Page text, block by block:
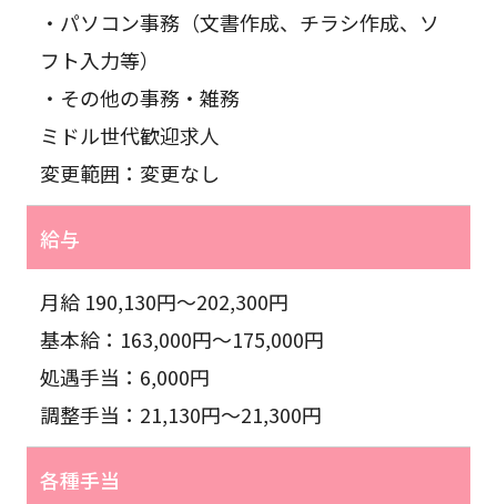
・パソコン事務（文書作成、チラシ作成、ソ
フト入力等）
・その他の事務・雑務
ミドル世代歓迎求人
変更範囲：変更なし
給与
月給 190,130円〜202,300円
基本給：163,000円〜175,000円
処遇手当：6,000円
調整手当：21,130円〜21,300円
各種手当